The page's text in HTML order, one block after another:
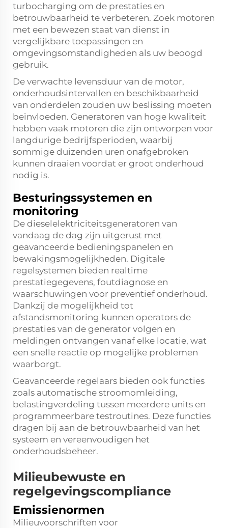
turbocharging om de prestaties en
betrouwbaarheid te verbeteren. Zoek motoren
met een bewezen staat van dienst in
vergelijkbare toepassingen en
omgevingsomstandigheden als uw beoogd
gebruik.
De verwachte levensduur van de motor,
onderhoudsintervallen en beschikbaarheid
van onderdelen zouden uw beslissing moeten
beïnvloeden. Generatoren van hoge kwaliteit
hebben vaak motoren die zijn ontworpen voor
langdurige bedrijfsperioden, waarbij
sommige duizenden uren onafgebroken
kunnen draaien voordat er groot onderhoud
nodig is.
Besturingssystemen en
monitoring
De dieselelektriciteitsgeneratoren van
vandaag de dag zijn uitgerust met
geavanceerde bedieningspanelen en
bewakingsmogelijkheden. Digitale
regelsystemen bieden realtime
prestatiegegevens, foutdiagnose en
waarschuwingen voor preventief onderhoud.
Dankzij de mogelijkheid tot
afstandsmonitoring kunnen operators de
prestaties van de generator volgen en
meldingen ontvangen vanaf elke locatie, wat
een snelle reactie op mogelijke problemen
waarborgt.
Geavanceerde regelaars bieden ook functies
zoals automatische stroomomleiding,
belastingverdeling tussen meerdere units en
programmeerbare testroutines. Deze functies
dragen bij aan de betrouwbaarheid van het
systeem en vereenvoudigen het
onderhoudsbeheer.
Milieubewuste en
regelgevingscompliance
Emissienormen
Milieuvoorschriften voor